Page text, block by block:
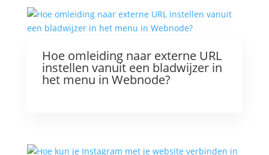
Hoe omleiding naar externe URL
instellen vanuit een bladwijzer in
het menu in Webnode?